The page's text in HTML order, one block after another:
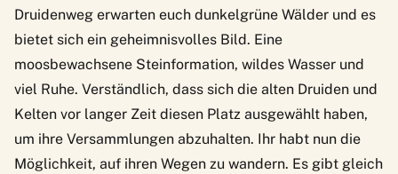
Druidenweg erwarten euch dunkelgrüne Wälder und es
bietet sich ein geheimnisvolles Bild. Eine
moosbewachsene Steinformation, wildes Wasser und
viel Ruhe. Verständlich, dass sich die alten Druiden und
Kelten vor langer Zeit diesen Platz ausgewählt haben,
um ihre Versammlungen abzuhalten. Ihr habt nun die
Möglichkeit, auf ihren Wegen zu wandern. Es gibt gleich